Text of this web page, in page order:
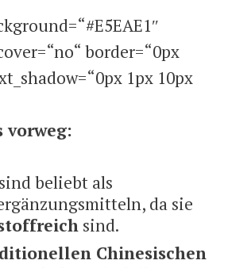
border=“0px
1px 10px
vorweg:
beliebt als
da sie
sind.
Chinesischen